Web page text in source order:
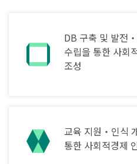
DB 구축 및 발전
수립을 통한 사회
조성
교육 지원‧인식
통한 사회적경제